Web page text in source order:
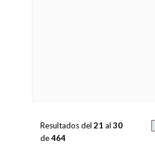
Resultados del 21 al 30
de464